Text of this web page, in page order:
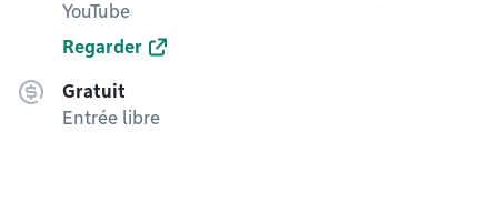
YouTube
Regarder
Gratuit
Entrée libre